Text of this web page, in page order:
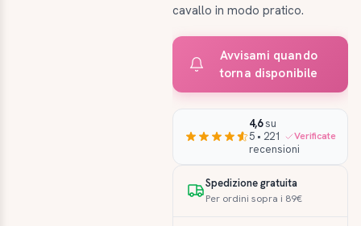
cavallo in modo pratico.
Avvisami quando
torna disponibile
4,6su
5 • 221
recensioni
Verificate
Spedizione gratuita
Per ordini sopra i 89€